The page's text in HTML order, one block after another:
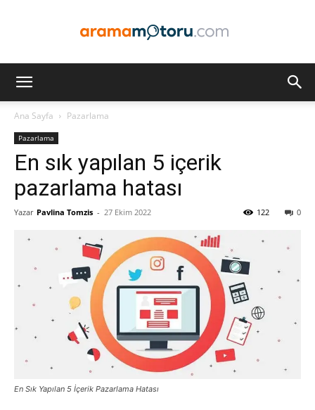
Pazarlaması
Ana Sayfa Pazarlama
Pazarlama
En sık yapılan 5 içerik
pazarlama hatası
Yazar Pavlina Tomzis - 27 Ekim 2022 0
122
En Sık Yapılan 5 İçerik Pazarlama Hatası